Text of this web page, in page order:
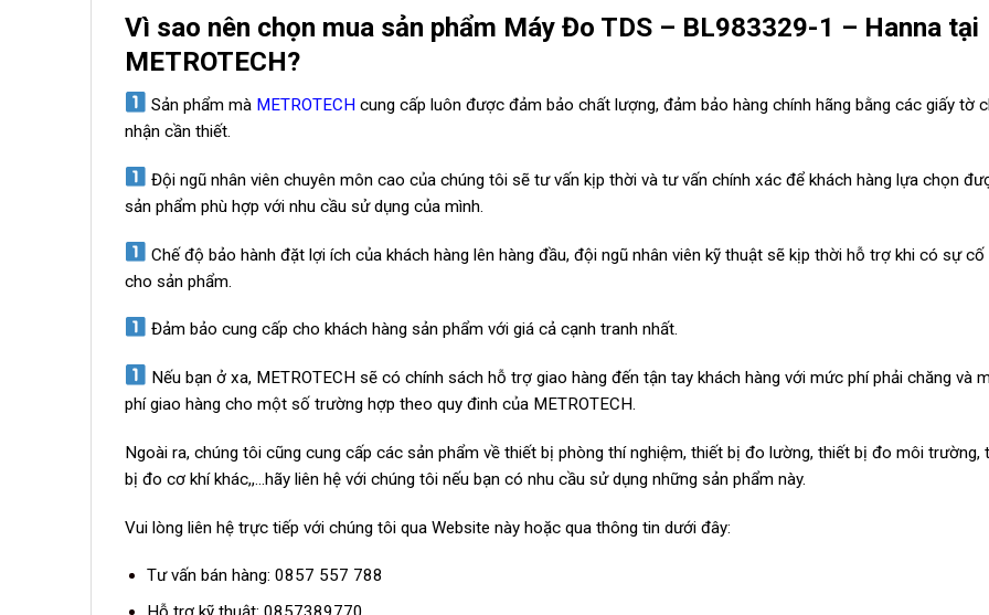
Vì sao nên chọn mua sản phẩm Máy Đo TDS – BL983329-1 – Hanna tại
METROTECH?
Sản phẩm mà METROTECH cung cấp luôn được đảm bảo chất lượng, đảm bảo hàng chính hãng bằng các giấy tờ
nhận cần thiết.
Đội ngũ nhân viên chuyên môn cao của chúng tôi sẽ tư vấn kịp thời và tư vấn chính xác để khách hàng lựa chọn
sản phẩm phù hợp với nhu cầu sử dụng của mình.
Chế độ bảo hành đặt lợi ích của khách hàng lên hàng đầu, đội ngũ nhân viên kỹ thuật sẽ kịp thời hỗ trợ khi có sự cố
cho sản phẩm.
Đảm bảo cung cấp cho khách hàng sản phẩm với giá cả cạnh tranh nhất.
Nếu bạn ở xa, METROTECH sẽ có chính sách hỗ trợ giao hàng đến tận tay khách hàng với mức phí phải chăng và
phí giao hàng cho một số trường hợp theo quy đinh của METROTECH.
Ngoài ra, chúng tôi cũng cung cấp các sản phẩm về thiết bị phòng thí nghiệm, thiết bị đo lường, thiết bị đo môi trường,
bị đo cơ khí khác,,…hãy liên hệ với chúng tôi nếu bạn có nhu cầu sử dụng những sản phẩm này.
Vui lòng liên hệ trực tiếp với chúng tôi qua Website này hoặc qua thông tin dưới đây:
Tư vấn bán hàng: 0857 557 788